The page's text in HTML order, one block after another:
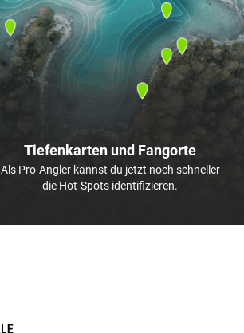
Tiefenkarten und Fangorte
Als Pro-Angler kannst du jetzt noch schneller
die Hot-Spots identifizieren.